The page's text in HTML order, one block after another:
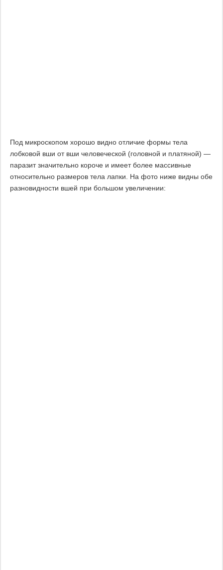
Под микроскопом хорошо видно отличие формы тела
лобковой вши от вши человеческой (головной и платяной) —
паразит значительно короче и имеет более массивные
относительно размеров тела лапки. На фото ниже видны обе
разновидности вшей при большом увеличении: